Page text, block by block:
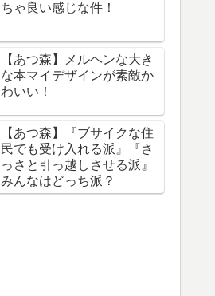
ちゃ良い感じな件！
【あつ森】メルヘンな大き
な本マイデザインが素敵か
わいい！
【あつ森】『ブサイクな住
民でも受け入れる派』『さ
っさと引っ越しさせる派』
みんなはどっち派？